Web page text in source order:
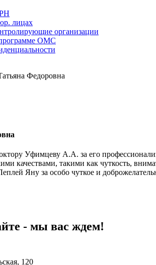
лицах
организации
ОМС
Федоровна
Уфимцеву А.А. за его
качествами, такими как чуткость,
Яну за особо чуткое и
- мы вас ждем!
120